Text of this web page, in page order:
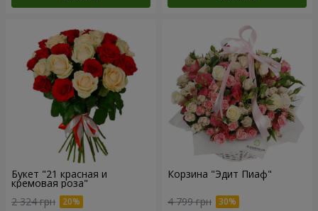
Букет "21 красная и
кремовая роза"
2 324 грн
Корзина "Эдит Пиаф"
4 799 грн